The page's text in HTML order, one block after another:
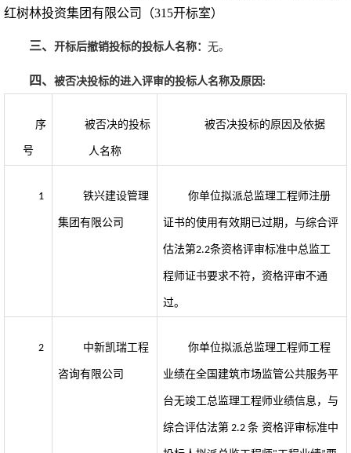
红树林投资集团有限公司（315开标室）
三、 开标后撤销投标的投标人名称： 无。
四、 被否决投标的进入评审的投标人名称及原因 :
序
号
被否决的投标
人名称
被否决投标的原因及依据
1 铁兴建设管理
集团有限公司
你单位拟派总监理工程师注册
证书的使用有效期已过期，与综合评
估法第2.2条资格评审标准中总监工
程师证书要求不符，资格评审不通
过。
2 中新凯瑞工程
咨询有限公司
你单位拟派总监理工程师工程
业绩在全国建筑市场监管公共服务平
台无竣工总监理工程师业绩信息，与
综合评估法第 2.2 条 资格评审标准中